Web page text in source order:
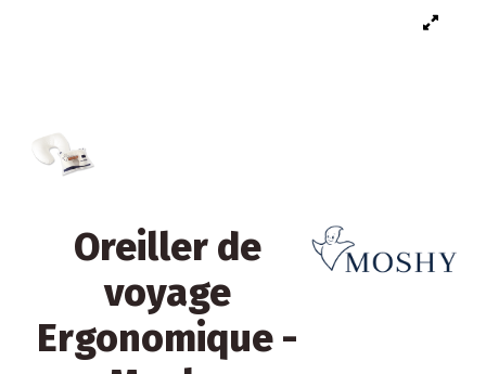
Oreiller de
voyage
Ergonomique -